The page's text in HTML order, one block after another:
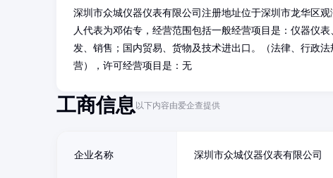
深圳市众城仪器仪表有限公司注册地址位于深圳市龙华区
人代表为邓佑专，经营范围包括一般经营项目是：仪器仪
发、销售；国内贸易、货物及技术进出口。（法律、行政
营），许可经营项目是：无
工商信息以下内容由爱企查提供
企业名称 深圳市众城仪器仪表有限公司